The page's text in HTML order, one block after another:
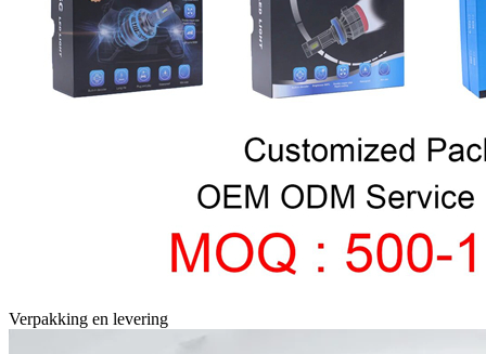
Verpakking en levering